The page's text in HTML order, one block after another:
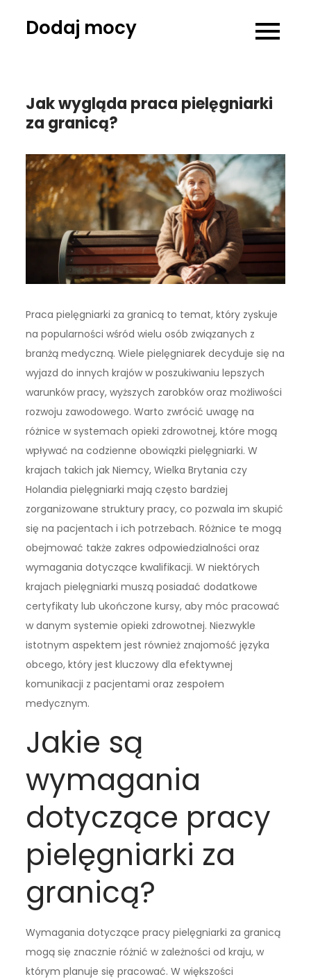
Dodaj mocy
Jak wygląda praca pielęgniarki
za granicą?
Praca pielęgniarki za granicą to temat, który zyskuje
na popularności wśród wielu osób związanych z
branżą medyczną. Wiele pielęgniarek decyduje się na
wyjazd do innych krajów w poszukiwaniu lepszych
warunków pracy, wyższych zarobków oraz możliwości
rozwoju zawodowego. Warto zwrócić uwagę na
różnice w systemach opieki zdrowotnej, które mogą
wpływać na codzienne obowiązki pielęgniarki. W
krajach takich jak Niemcy, Wielka Brytania czy
Holandia pielęgniarki mają często bardziej
zorganizowane struktury pracy, co pozwala im skupić
się na pacjentach i ich potrzebach. Różnice te mogą
obejmować także zakres odpowiedzialności oraz
wymagania dotyczące kwalifikacji. W niektórych
krajach pielęgniarki muszą posiadać dodatkowe
certyfikaty lub ukończone kursy, aby móc pracować
w danym systemie opieki zdrowotnej. Niezwykle
istotnym aspektem jest również znajomość języka
obcego, który jest kluczowy dla efektywnej
komunikacji z pacjentami oraz zespołem
medycznym.
Jakie są
wymagania
dotyczące pracy
pielęgniarki za
granicą?
Wymagania dotyczące pracy pielęgniarki za granicą
mogą się znacznie różnić w zależności od kraju, w
którym planuje się pracować. W większości